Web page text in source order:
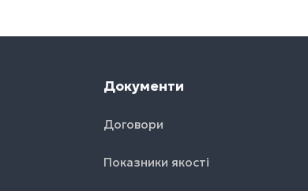
Документи
Договори
Показники якості